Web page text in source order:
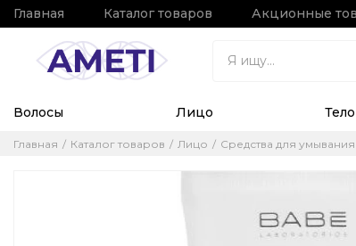
Главная Каталог товаров Акционные
Волосы Лицо
Главная Каталог товаров Лицо Средства для умывания